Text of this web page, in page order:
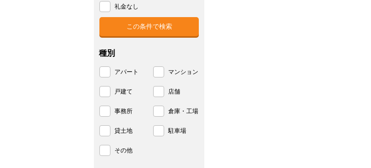
礼金なし
種別
アパート マンション
戸建て 店舗
事務所 倉庫・工場
貸土地 駐車場
その他